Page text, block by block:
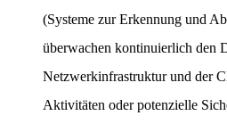
(Systeme zur Erkennung und
überwachen kontinuierlich den
Netzwerkinfrastruktur und der
Aktivitäten oder potenzielle